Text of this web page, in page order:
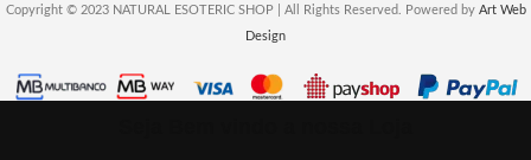
Copyright © 2023 NATURAL ESOTERIC SHOP | All Rights Reserved. Powered by Art Web
Design